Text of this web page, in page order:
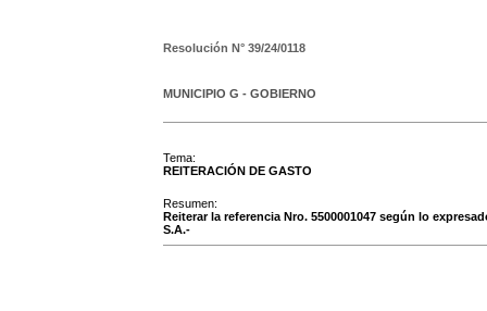
Resolución N° 39/24/0118
MUNICIPIO G - GOBIERNO
Tema:
REITERACIÓN DE GASTO
Resumen:
Reiterar la referencia Nro. 5500001047 según lo
S.A.-